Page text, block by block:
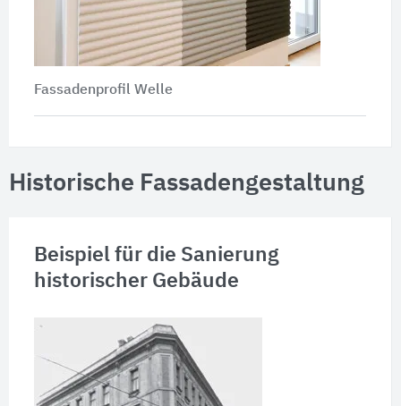
Fassadenprofil Welle
Historische Fassadengestaltung
Beispiel für die Sanierung
historischer Gebäude